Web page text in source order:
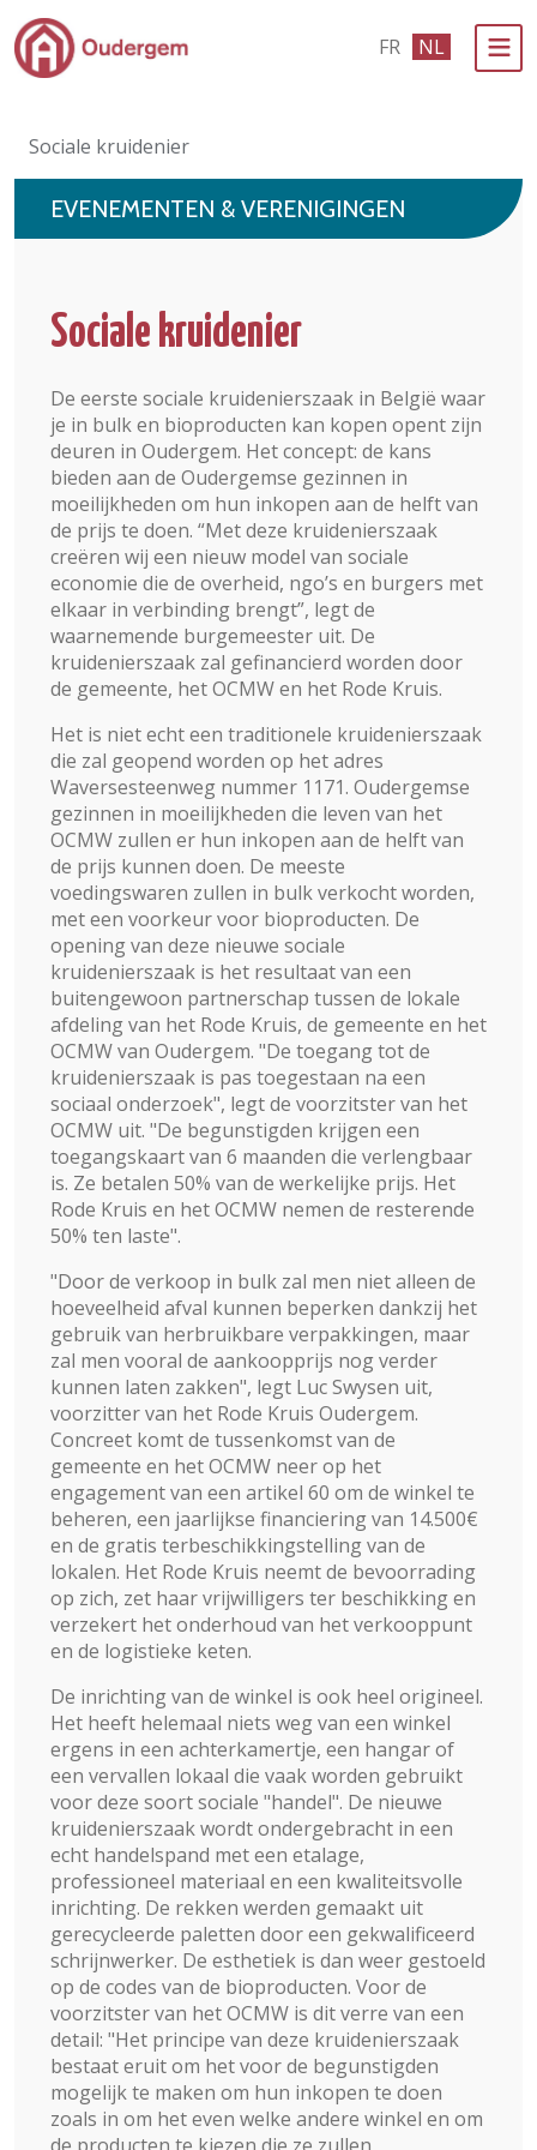
Ga naar de hoofdinhoud FR NL
Evenementen & Verenigingen
eLoket
In 1 klik
Sociale kruidenier
EVENEMENTEN & VERENIGINGEN
Sociale kruidenier
De eerste sociale kruidenierszaak in België waar
je in bulk en bioproducten kan kopen opent zijn
deuren in Oudergem. Het concept: de kans
bieden aan de Oudergemse gezinnen in
moeilijkheden om hun inkopen aan de helft van
de prijs te doen. “Met deze kruidenierszaak
creëren wij een nieuw model van sociale
economie die de overheid, ngo’s en burgers met
elkaar in verbinding brengt”, legt de
waarnemende burgemeester uit. De
kruidenierszaak zal gefinancierd worden door
de gemeente, het OCMW en het Rode Kruis.
Het is niet echt een traditionele kruidenierszaak
die zal geopend worden op het adres
Waversesteenweg nummer 1171. Oudergemse
gezinnen in moeilijkheden die leven van het
OCMW zullen er hun inkopen aan de helft van
de prijs kunnen doen. De meeste
voedingswaren zullen in bulk verkocht worden,
met een voorkeur voor bioproducten. De
opening van deze nieuwe sociale
kruidenierszaak is het resultaat van een
buitengewoon partnerschap tussen de lokale
afdeling van het Rode Kruis, de gemeente en het
OCMW van Oudergem. "De toegang tot de
kruidenierszaak is pas toegestaan na een
sociaal onderzoek", legt de voorzitster van het
OCMW uit. "De begunstigden krijgen een
toegangskaart van 6 maanden die verlengbaar
is. Ze betalen 50% van de werkelijke prijs. Het
Rode Kruis en het OCMW nemen de resterende
50% ten laste".
"Door de verkoop in bulk zal men niet alleen de
hoeveelheid afval kunnen beperken dankzij het
gebruik van herbruikbare verpakkingen, maar
zal men vooral de aankoopprijs nog verder
kunnen laten zakken", legt Luc Swysen uit,
voorzitter van het Rode Kruis Oudergem.
Concreet komt de tussenkomst van de
gemeente en het OCMW neer op het
engagement van een artikel 60 om de winkel te
beheren, een jaarlijkse financiering van 14.500€
en de gratis terbeschikkingstelling van de
lokalen. Het Rode Kruis neemt de bevoorrading
op zich, zet haar vrijwilligers ter beschikking en
verzekert het onderhoud van het verkooppunt
en de logistieke keten.
De inrichting van de winkel is ook heel origineel.
Het heeft helemaal niets weg van een winkel
ergens in een achterkamertje, een hangar of
een vervallen lokaal die vaak worden gebruikt
voor deze soort sociale "handel". De nieuwe
kruidenierszaak wordt ondergebracht in een
echt handelspand met een etalage,
professioneel materiaal en een kwaliteitsvolle
inrichting. De rekken werden gemaakt uit
gerecycleerde paletten door een gekwalificeerd
schrijnwerker. De esthetiek is dan weer gestoeld
op de codes van de bioproducten. Voor de
voorzitster van het OCMW is dit verre van een
detail: "Het principe van deze kruidenierszaak
bestaat eruit om het voor de begunstigden
mogelijk te maken om hun inkopen te doen
zoals in om het even welke andere winkel en om